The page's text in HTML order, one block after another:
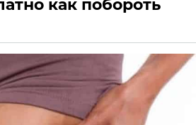
как побороть